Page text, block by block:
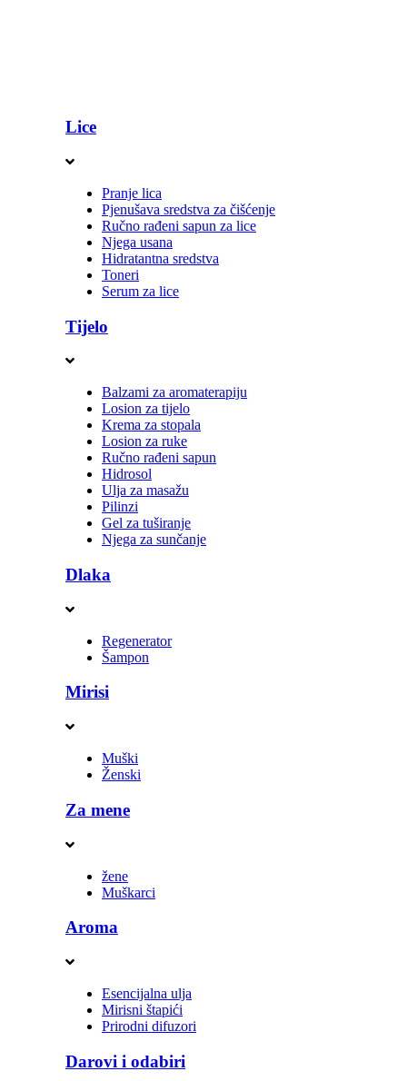
Lice
Pranje lica
Pjenušava sredstva za čišćenje
Ručno rađeni sapun za lice
Njega usana
Hidratantna sredstva
Toneri
Serum za lice
Tijelo
Balzami za aromaterapiju
Losion za tijelo
Krema za stopala
Losion za ruke
Ručno rađeni sapun
Hidrosol
Ulja za masažu
Pilinzi
Gel za tuširanje
Njega za sunčanje
Dlaka
Regenerator
Šampon
Mirisi
Muški
Ženski
Za mene
žene
Muškarci
Aroma
Esencijalna ulja
Mirisni štapići
Prirodni difuzori
Darovi i odabiri